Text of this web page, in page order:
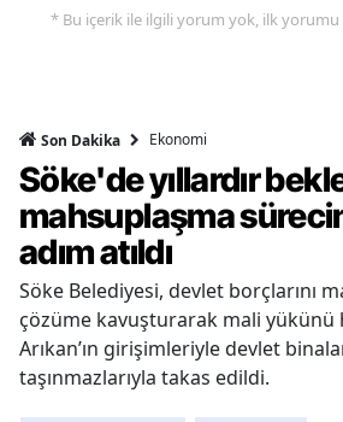
* Bu içerik ile ilgili yorum yok, ilk yorumu
Son Dakika Ekonomi
Söke'de yıllardır
mahsuplaşma
adım atıldı
Söke Belediyesi, devlet borçlarını
çözüme kavuşturarak mali yükünü
Arıkan’ın girişimleriyle devlet
taşınmazlarıyla takas edildi.